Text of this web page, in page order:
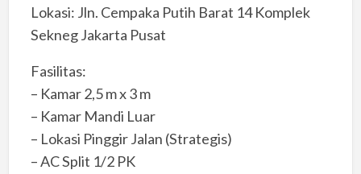
Lokasi: Jln. Cempaka Putih Barat 14 Komplek
Sekneg Jakarta Pusat
Fasilitas:
– Kamar 2,5 m x 3 m
– Kamar Mandi Luar
– Lokasi Pinggir Jalan (Strategis)
– AC Split 1/2 PK